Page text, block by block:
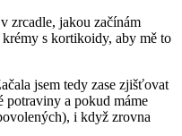
zrcadle, jakou začínám
s kortikoidy, aby mě to
jsem tedy zase zjišťovat
potraviny a pokud máme
i když zrovna